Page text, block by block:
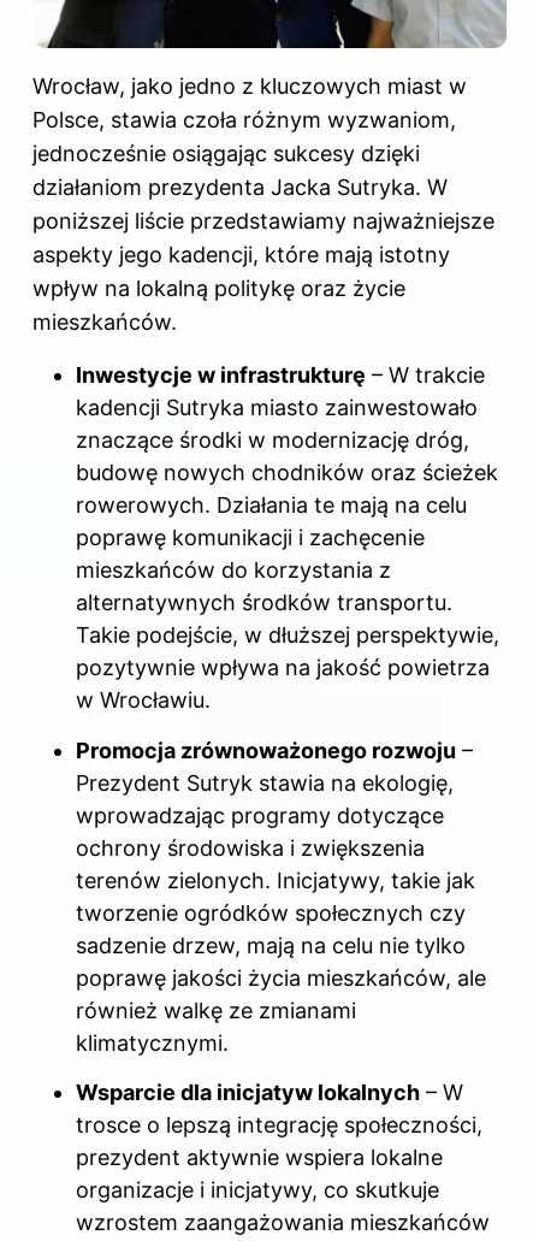
Wrocław, jako jedno z kluczowych miast w
Polsce, stawia czoła różnym wyzwaniom,
jednocześnie osiągając sukcesy dzięki
działaniom prezydenta Jacka Sutryka. W
poniższej liście przedstawiamy najważniejsze
aspekty jego kadencji, które mają istotny
wpływ na lokalną politykę oraz życie
mieszkańców.
Inwestycje w infrastrukturę – W trakcie
kadencji Sutryka miasto zainwestowało
znaczące środki w modernizację dróg,
budowę nowych chodników oraz ścieżek
rowerowych. Działania te mają na celu
poprawę komunikacji i zachęcenie
mieszkańców do korzystania z
alternatywnych środków transportu.
Takie podejście, w dłuższej perspektywie,
pozytywnie wpływa na jakość powietrza
w Wrocławiu.
Promocja zrównoważonego rozwoju –
Prezydent Sutryk stawia na ekologię,
wprowadzając programy dotyczące
ochrony środowiska i zwiększenia
terenów zielonych. Inicjatywy, takie jak
tworzenie ogródków społecznych czy
sadzenie drzew, mają na celu nie tylko
poprawę jakości życia mieszkańców, ale
również walkę ze zmianami
klimatycznymi.
Wsparcie dla inicjatyw lokalnych – W
trosce o lepszą integrację społeczności,
prezydent aktywnie wspiera lokalne
organizacje i inicjatywy, co skutkuje
wzrostem zaangażowania mieszkańców